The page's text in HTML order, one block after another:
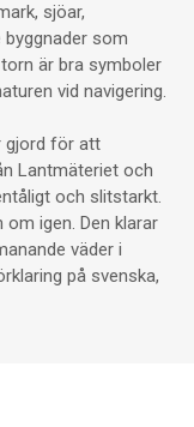
sjöar,
byggnader som
är bra symboler
vid navigering.
gjord för att
Lantmäteriet och
och slitstarkt.
igen. Den klarar
väder i
på svenska,